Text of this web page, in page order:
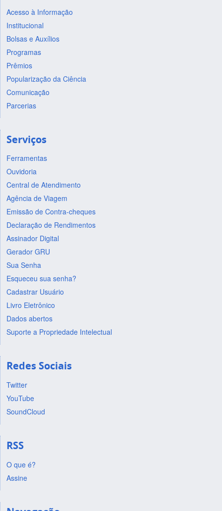
Acesso à Informação
Institucional
Bolsas e Auxílios
Programas
Prêmios
Popularização da Ciência
Comunicação
Parcerias
Serviços
Ferramentas
Ouvidoria
Central de Atendimento
Agência de Viagem
Emissão de Contra-cheques
Declaração de Rendimentos
Assinador Digital
Gerador GRU
Sua Senha
Esqueceu sua senha?
Cadastrar Usuário
Livro Eletrônico
Dados abertos
Suporte a Propriedade Intelectual
Redes Sociais
Twitter
YouTube
SoundCloud
RSS
O que é?
Assine